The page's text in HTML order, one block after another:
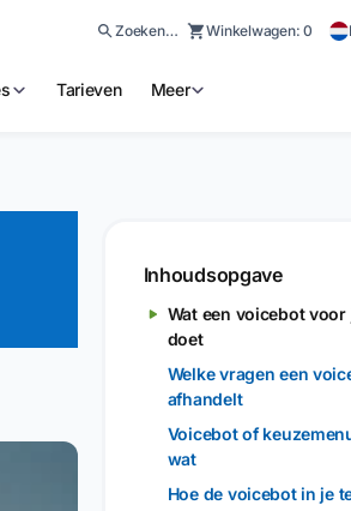
Zoeken… Winkelwagen:0
Tarieven Meer
Inhoudsopgave
Wat een voicebot
doet
Welke vragen een
afhandelt
Voicebot of
wat
Hoe de voicebot in je